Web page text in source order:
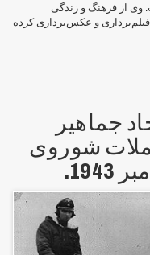
شده است. وی از فرهنگ و زندگی
و عکس‌برداری کرده
جماهیر
شوروی